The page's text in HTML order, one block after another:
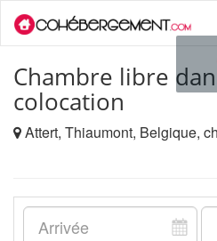
Chambre libre
colocation
Attert, Thiaumont, Belgique,